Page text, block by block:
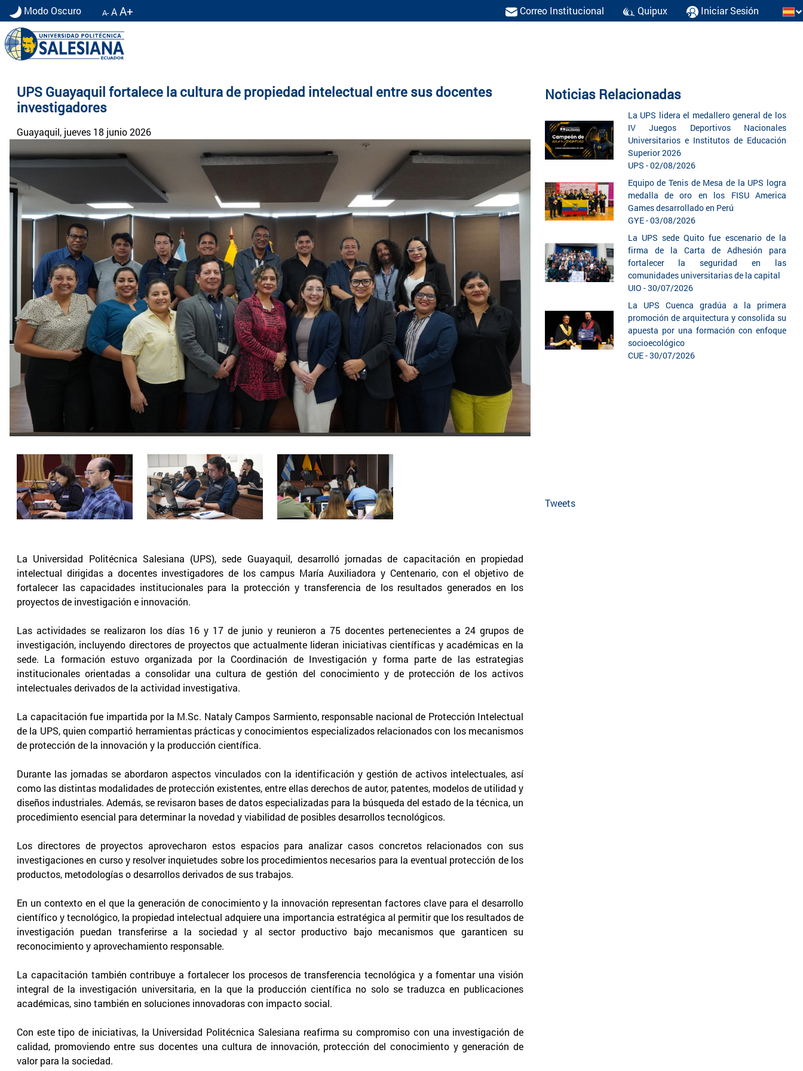
Modo Oscuro A-AA+ Correo Institucional Quipux Iniciar Sesión
UPS Guayaquil fortalece la cultura de propiedad intelectual entre sus docentes
investigadores
Guayaquil, jueves 18 junio 2026
La Universidad Politécnica Salesiana (UPS), sede Guayaquil, desarrolló jornadas de capacitación en propiedad
intelectual dirigidas a docentes investigadores de los campus María Auxiliadora y Centenario, con el objetivo de
fortalecer las capacidades institucionales para la protección y transferencia de los resultados generados en los
proyectos de investigación e innovación.
Las actividades se realizaron los días 16 y 17 de junio y reunieron a 75 docentes pertenecientes a 24 grupos de
investigación, incluyendo directores de proyectos que actualmente lideran iniciativas científicas y académicas en la
sede. La formación estuvo organizada por la Coordinación de Investigación y forma parte de las estrategias
institucionales orientadas a consolidar una cultura de gestión del conocimiento y de protección de los activos
intelectuales derivados de la actividad investigativa.
La capacitación fue impartida por la M.Sc. Nataly Campos Sarmiento, responsable nacional de Protección Intelectual
de la UPS, quien compartió herramientas prácticas y conocimientos especializados relacionados con los mecanismos
de protección de la innovación y la producción científica.
Durante las jornadas se abordaron aspectos vinculados con la identificación y gestión de activos intelectuales, así
como las distintas modalidades de protección existentes, entre ellas derechos de autor, patentes, modelos de utilidad y
diseños industriales. Además, se revisaron bases de datos especializadas para la búsqueda del estado de la técnica, un
procedimiento esencial para determinar la novedad y viabilidad de posibles desarrollos tecnológicos.
Los directores de proyectos aprovecharon estos espacios para analizar casos concretos relacionados con sus
investigaciones en curso y resolver inquietudes sobre los procedimientos necesarios para la eventual protección de los
productos, metodologías o desarrollos derivados de sus trabajos.
En un contexto en el que la generación de conocimiento y la innovación representan factores clave para el desarrollo
científico y tecnológico, la propiedad intelectual adquiere una importancia estratégica al permitir que los resultados de
investigación puedan transferirse a la sociedad y al sector productivo bajo mecanismos que garanticen su
reconocimiento y aprovechamiento responsable.
La capacitación también contribuye a fortalecer los procesos de transferencia tecnológica y a fomentar una visión
integral de la investigación universitaria, en la que la producción científica no solo se traduzca en publicaciones
académicas, sino también en soluciones innovadoras con impacto social.
Con este tipo de iniciativas, la Universidad Politécnica Salesiana reafirma su compromiso con una investigación de
calidad, promoviendo entre sus docentes una cultura de innovación, protección del conocimiento y generación de
valor para la sociedad.
Noticias Relacionadas
La UPS lidera el medallero general de los
IV Juegos Deportivos Nacionales
Universitarios e Institutos de Educación
Superior 2026
UPS - 02/08/2026
Equipo de Tenis de Mesa de la UPS logra
medalla de oro en los FISU America
Games desarrollado en Perú
GYE - 03/08/2026
La UPS sede Quito fue escenario de la
firma de la Carta de Adhesión para
fortalecer la seguridad en las
comunidades universitarias de la capital
UIO - 30/07/2026
La UPS Cuenca gradúa a la primera
promoción de arquitectura y consolida su
apuesta por una formación con enfoque
socioecológico
CUE - 30/07/2026
Tweets